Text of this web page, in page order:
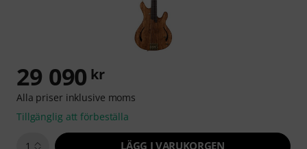
29 090 kr
Alla priser inklusive moms
Tillgänglig att förbeställa
1 LÄGG I VARUKORGEN